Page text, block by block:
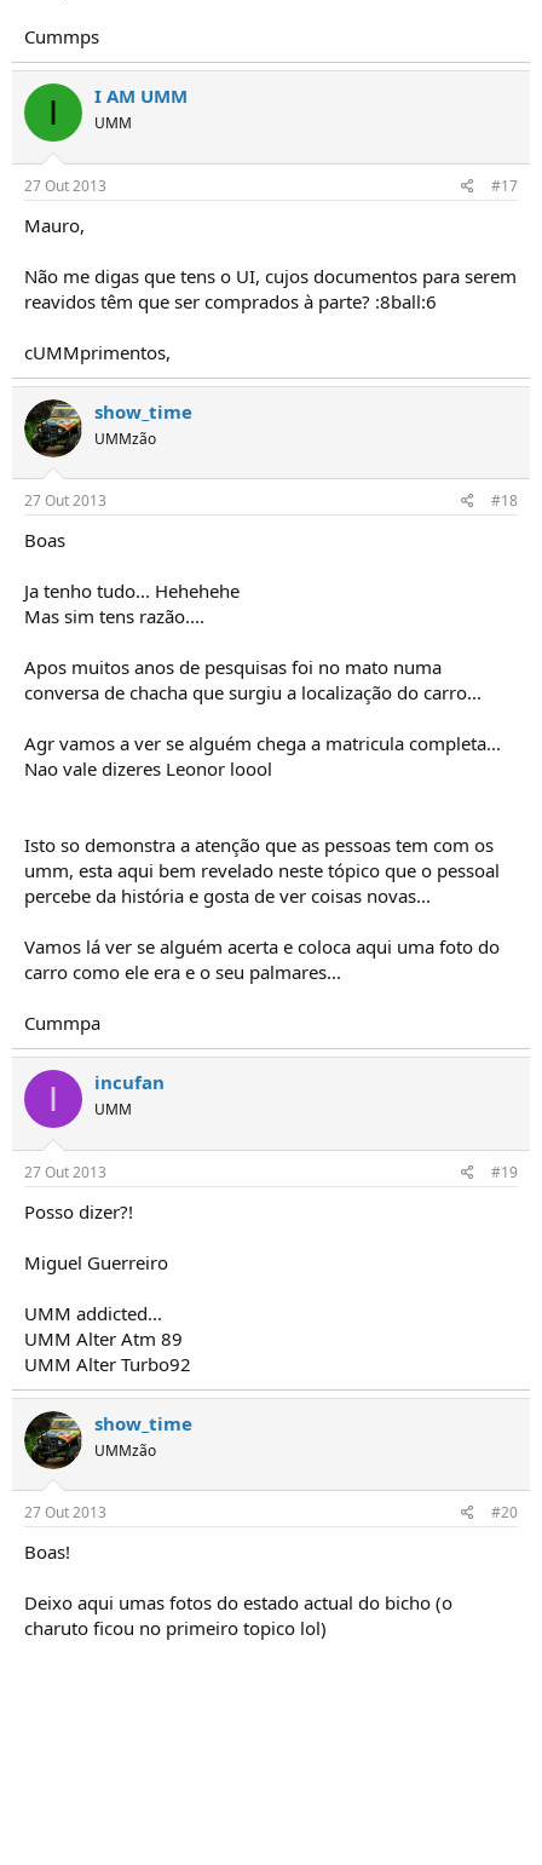
Cummps
I I AM UMM
UMM
27 Out 2013 #17
Mauro,
Não me digas que tens o UI, cujos documentos para serem
reavidos têm que ser comprados à parte? :8ball:6
cUMMprimentos,
show_time
UMMzão
27 Out 2013 #18
Boas
Ja tenho tudo... Hehehehe
Mas sim tens razão....
Apos muitos anos de pesquisas foi no mato numa
conversa de chacha que surgiu a localização do carro...
Agr vamos a ver se alguém chega a matricula completa...
Nao vale dizeres Leonor loool
Isto so demonstra a atenção que as pessoas tem com os
umm, esta aqui bem revelado neste tópico que o pessoal
percebe da história e gosta de ver coisas novas...
Vamos lá ver se alguém acerta e coloca aqui uma foto do
carro como ele era e o seu palmares...
Cummpa
I incufan
UMM
27 Out 2013 #19
Posso dizer?!
Miguel Guerreiro
UMM addicted...
UMM Alter Atm 89
UMM Alter Turbo92
show_time
UMMzão
27 Out 2013 #20
Boas!
Deixo aqui umas fotos do estado actual do bicho (o
charuto ficou no primeiro topico lol)